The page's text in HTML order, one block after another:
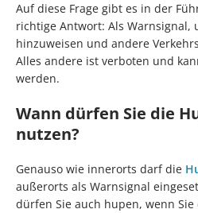
Auf diese Frage gibt es in der
richtige Antwort: Als Warnsignal,
hinzuweisen und andere
Alles andere ist verboten und
werden.
Wann dürfen Sie die
nutzen?
Genauso wie innerorts darf die
außerorts als Warnsignal
dürfen Sie auch hupen, wenn